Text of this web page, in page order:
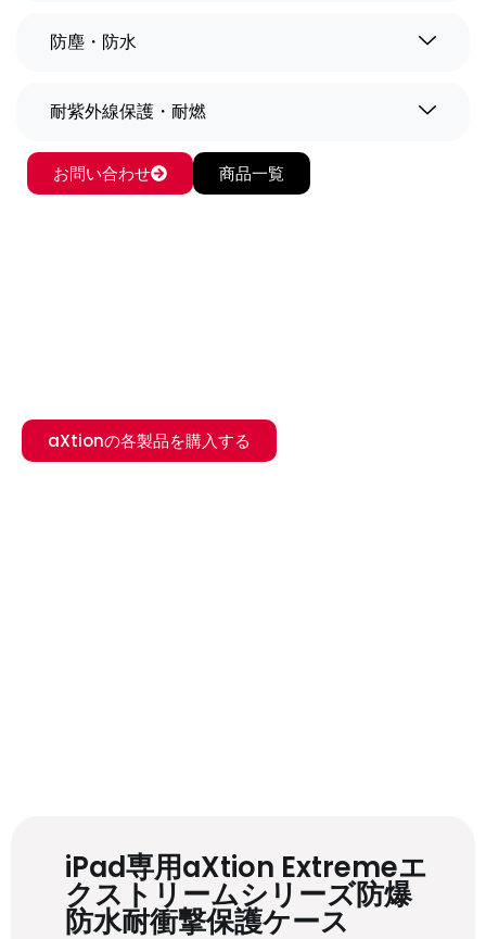
防塵・防水
耐紫外線保護・耐燃
お問い合わせ 商品一覧
aXtionの各製品を購入する
iPad専用aXtion Extremeエ
クストリームシリーズ防爆
防水耐衝撃保護ケース